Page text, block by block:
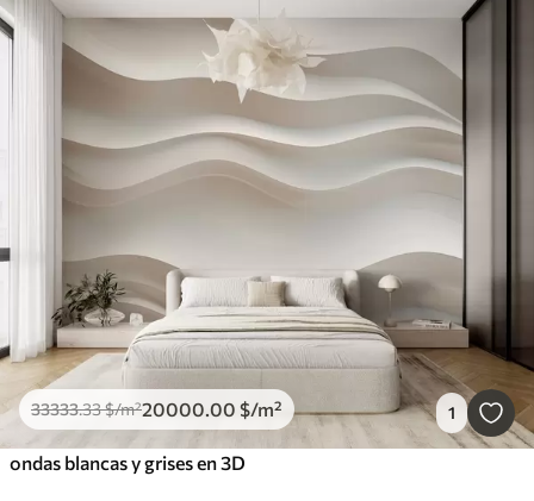
Formato de imagen
Paleta de colores
Inteligente
33333.33$/m²20000.00 $/m² 1
ondas blancas y grises en 3D